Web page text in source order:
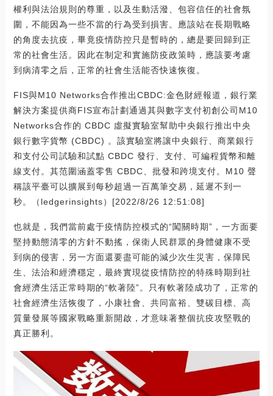
權利與法治規則的尊重，以及生動活潑、包容信任的社會氛
圍，不能因為一些不當的行為受到損害。應該站在長期戰略
的角度去抗疫，畢竟疫情防控只是暫時的，總是要回歸到正
常的社會生活。因此在制定和實施防疫政策時，應該要考慮
到病清零之后，正常的社會生活能否快速恢復。
FIS與M10 Networks合作推出CBDC:金色財經報道，銀行業
解決方案提供商FIS宣布計劃通過其與數字支付初創公司M10
Networks合作的 CBDC 虛擬實驗室幫助中央銀行推出中央
銀行數字貨幣 (CBDC) 。該實驗室將讓中央銀行、商業銀行
和支付公司試驗和試點 CBDC 發行、支付、可編程貨幣和離
線支付。其范圍涵蓋零售 CBDC、批發和跨境支付。M10 聲
稱該平臺可以擴展到每秒超過一百萬筆交易，延遲不到一
秒。（ledgerinsights）[2022/8/26 12:51:08]
也就是，我們當前處于疫情防控模式的“闖關時期”，一方面要
堅持動態清零的方針不動搖，保衛人民群眾的身體健康不受
到病的侵害，另一方面還要盡可能的減少次生災害，保障民
生、法治和經濟穩定，最終實現從疫情防控的特殊時期到社
會經濟生活正常時期的“軟著陸”。只有軟著陸成功了，正常的
社會經濟生活恢復了，小康社會、共同富裕、雙碳目標、高
質量發展等國家戰略重新開啟，才意味著整個抗疫攻堅戰的
真正勝利。